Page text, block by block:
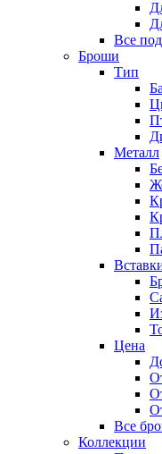
Все
Броши
Тип
Металл
Цена
Все
Коллекции